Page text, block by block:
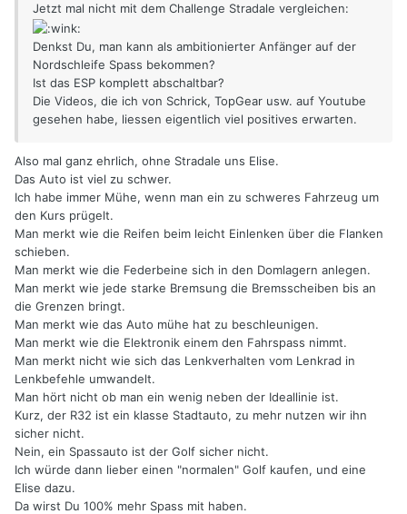
Jetzt mal nicht mit dem Challenge Stradale vergleichen:
Denkst Du, man kann als ambitionierter Anfänger auf der
Nordschleife Spass bekommen?
Ist das ESP komplett abschaltbar?
Die Videos, die ich von Schrick, TopGear usw. auf Youtube
gesehen habe, liessen eigentlich viel positives erwarten.
Also mal ganz ehrlich, ohne Stradale uns Elise.
Das Auto ist viel zu schwer.
Ich habe immer Mühe, wenn man ein zu schweres Fahrzeug um
den Kurs prügelt.
Man merkt wie die Reifen beim leicht Einlenken über die Flanken
schieben.
Man merkt wie die Federbeine sich in den Domlagern anlegen.
Man merkt wie jede starke Bremsung die Bremsscheiben bis an
die Grenzen bringt.
Man merkt wie das Auto mühe hat zu beschleunigen.
Man merkt wie die Elektronik einem den Fahrspass nimmt.
Man merkt nicht wie sich das Lenkverhalten vom Lenkrad in
Lenkbefehle umwandelt.
Man hört nicht ob man ein wenig neben der Ideallinie ist.
Kurz, der R32 ist ein klasse Stadtauto, zu mehr nutzen wir ihn
sicher nicht.
Nein, ein Spassauto ist der Golf sicher nicht.
Ich würde dann lieber einen "normalen" Golf kaufen, und eine
Elise dazu.
Da wirst Du 100% mehr Spass mit haben.